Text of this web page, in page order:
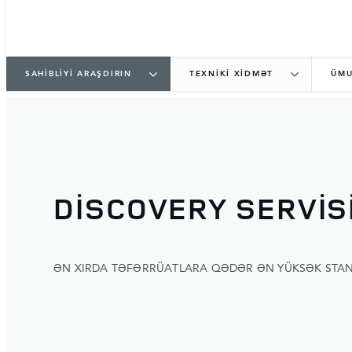
SAHİBLİYİ ARAŞDIRIN TEXNİKİ XİDMƏT
DISCOVERY
ƏN XIRDA TƏFƏRRÜATLARA QƏDƏR ƏN YÜKSƏK